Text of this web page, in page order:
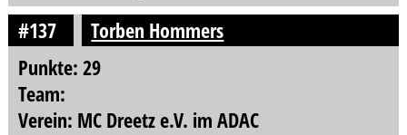
#137
Torben Hommers
Punkte: 29
Team:
Verein: MC Dreetz e.V. im ADAC